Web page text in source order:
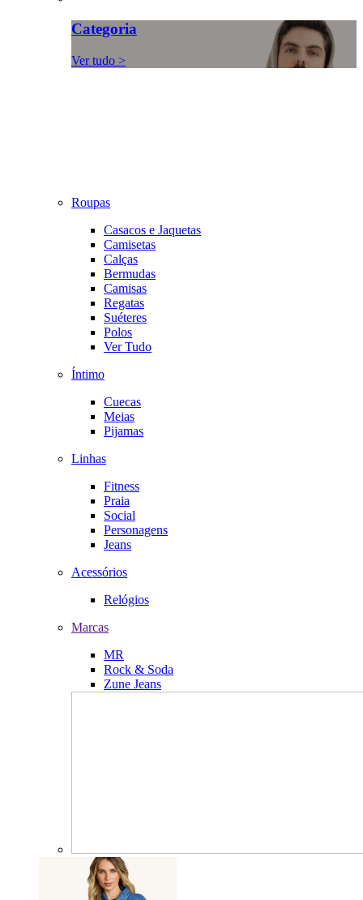
Categoria
Ver tudo >
Roupas
Casacos e Jaquetas
Camisetas
Calças
Bermudas
Camisas
Regatas
Suéteres
Polos
Ver Tudo
Íntimo
Cuecas
Meias
Pijamas
Linhas
Fitness
Praia
Social
Personagens
Jeans
Acessórios
Relógios
Marcas
MR
Rock & Soda
Zune Jeans